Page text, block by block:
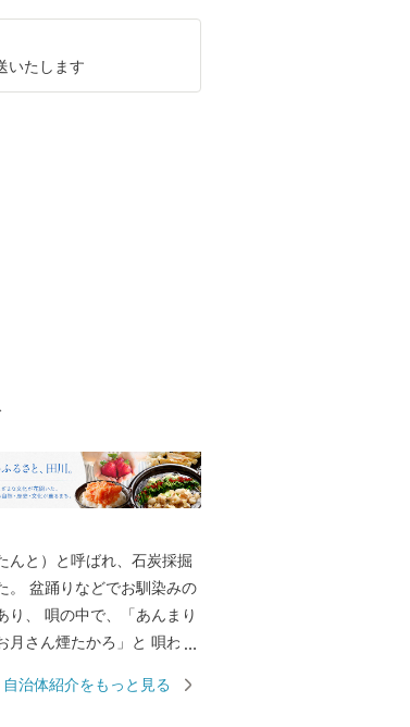
いたします
んと）と呼ばれ、石炭採掘
。 盆踊りなどでお馴染みの
り、 唄の中で、「あんまり
さん煙たかろ」と 唄われ
録された 「山本作兵衛コレ
自治体紹介をもっと見る